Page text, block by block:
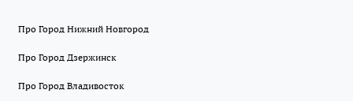
Про Город Нижний Новгород
Про Город Дзержинск
Про Город Владивосток